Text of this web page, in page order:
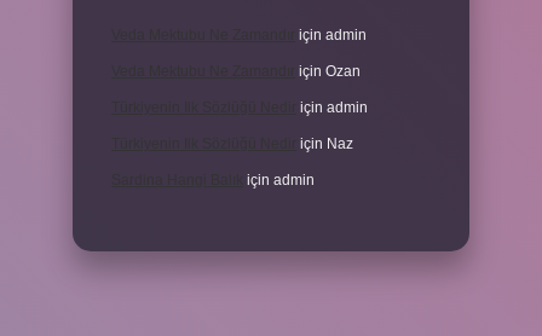
için admin
için Ozan
için admin
için Naz
için admin